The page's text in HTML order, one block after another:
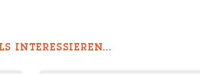
INTERESSIEREN...